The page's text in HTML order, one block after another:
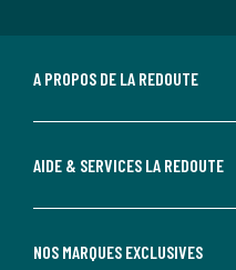
A PROPOS DE LA REDOUTE
AIDE & SERVICES LA REDOUTE
NOS MARQUES EXCLUSIVES